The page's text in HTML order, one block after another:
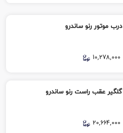
درب موتور رنو ساندرو
10,278,000
گلگیر عقب راست رنو ساندرو
20,664,000